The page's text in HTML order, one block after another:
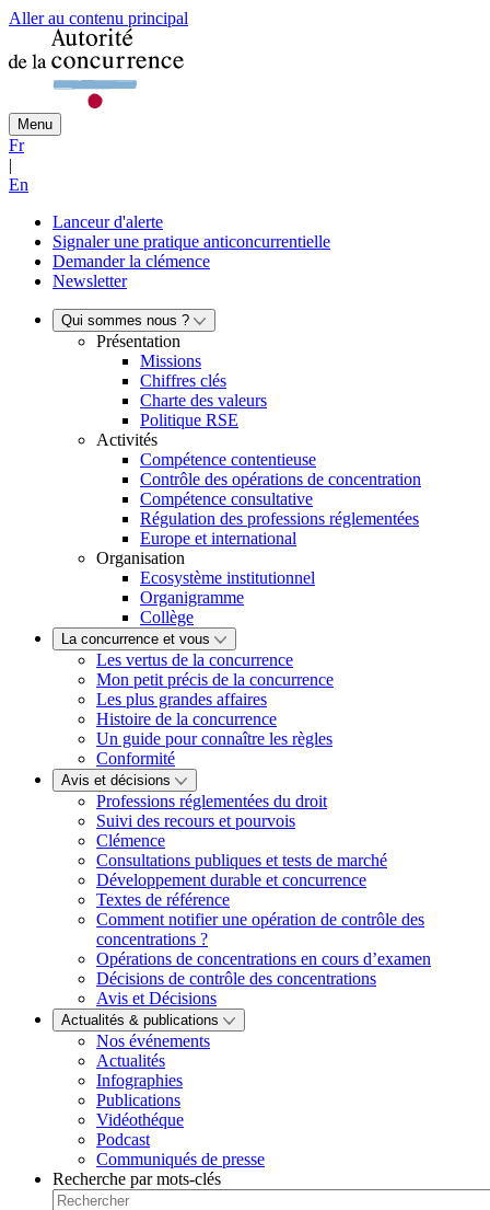
Aller au contenu principal
Menu
Fr
|
En
Lanceur d'alerte
Signaler une pratique anticoncurrentielle
Demander la clémence
Newsletter
Qui sommes nous ?
Présentation
Missions
Chiffres clés
Charte des valeurs
Politique RSE
Activités
Compétence contentieuse
Contrôle des opérations de concentration
Compétence consultative
Régulation des professions réglementées
Europe et international
Organisation
Ecosystème institutionnel
Organigramme
Collège
La concurrence et vous
Les vertus de la concurrence
Mon petit précis de la concurrence
Les plus grandes affaires
Histoire de la concurrence
Un guide pour connaître les règles
Conformité
Avis et décisions
Professions réglementées du droit
Suivi des recours et pourvois
Clémence
Consultations publiques et tests de marché
Développement durable et concurrence
Textes de référence
Comment notifier une opération de contrôle des
concentrations ?
Opérations de concentrations en cours d’examen
Décisions de contrôle des concentrations
Avis et Décisions
Actualités & publications
Nos événements
Actualités
Infographies
Publications
Vidéothéque
Podcast
Communiqués de presse
Recherche par mots-clés